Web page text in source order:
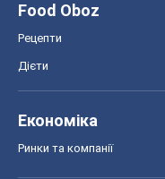
Food Oboz
Рецепти
Дієти
Економіка
Ринки та компанії